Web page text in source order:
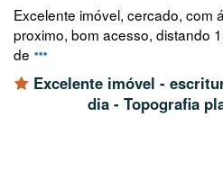
Excelente imóvel, cercado, com
proximo, bom acesso, distando
de
Excelente imóvel -
dia - Topografia